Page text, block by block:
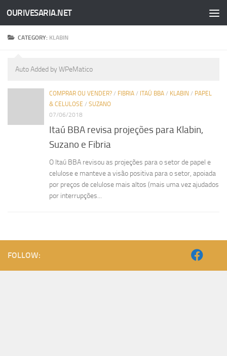
Skip to content
OURIVESARIA.NET
CATEGORY: KLABIN
Auto Added by WPeMatico
COMPRAR OU VENDER? / FIBRIA / ITAÚ BBA / KLABIN / PAPEL
& CELULOSE / SUZANO
07/06/2018
Itaú BBA revisa projeções para Klabin,
Suzano e Fibria
O Itaú BBA revisou as projeções para o setor de papel e
celulose e manteve a visão positiva para o setor, apoiada
por preços de celulose mais altos (mais uma vez ajudados
por interrupções...
FOLLOW: